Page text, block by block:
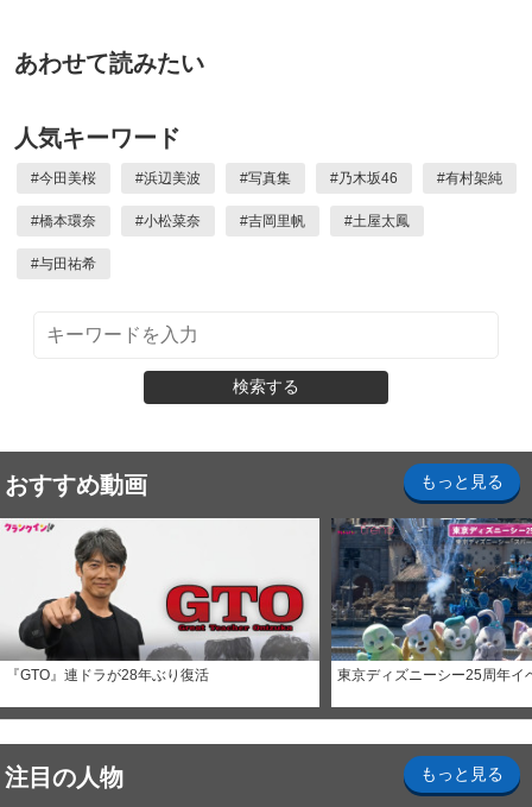
あわせて読みたい
人気キーワード
#今田美桜 #浜辺美波 #写真集 #乃木坂46 #有村架純
#橋本環奈 #小松菜奈 #吉岡里帆 #土屋太鳳
#与田祐希
検索する
おすすめ動画 もっと見る
『GTO』連ドラが28年ぶり復活 東京ディズニーシー25周年イ
注目の人物 もっと見る